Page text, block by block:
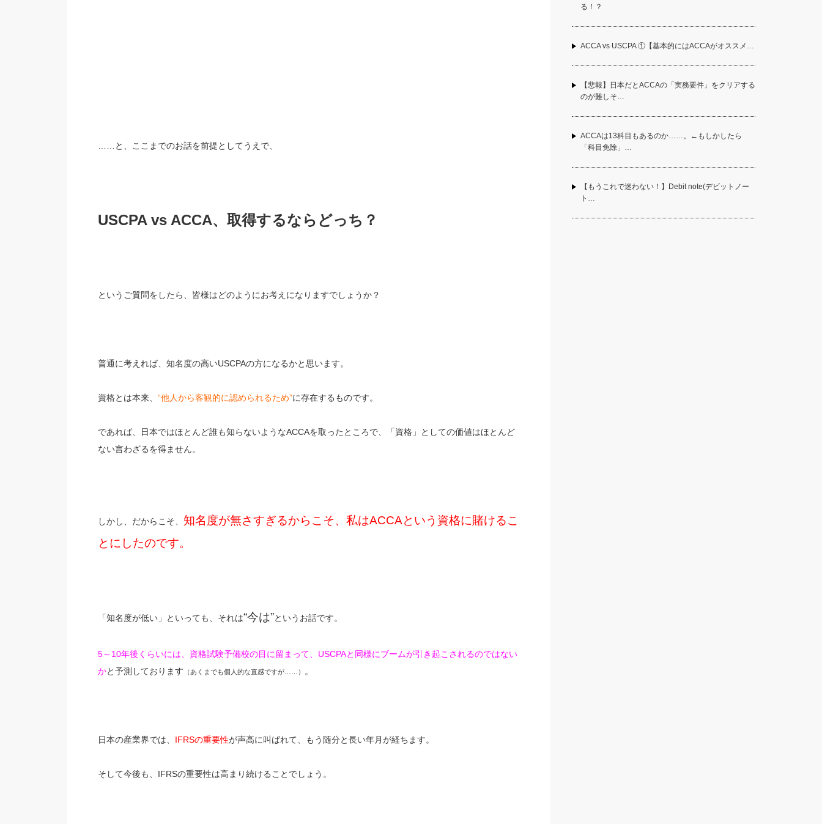
……と、ここまでのお話を前提としてうえで、
USCPA vs ACCA、 取得するならどっち？
というご質問をしたら、皆様はどのようにお考えになりますでしょうか？
普通に考えれば、知名度の高いUSCPAの方になるかと思います。
資格とは本来、 “他人から客観的に認められるため”に存在するものです。
であれば、日本ではほとんど誰も知らないようなACCAを取ったところで、「資格」としての価値はほとんど
ない言わざるを得ません。
しかし、だからこそ、 知名度が無さすぎるからこそ、私はACCAという資格に賭けるこ
とにしたのです。
「知名度が低い」といっても、それは“今は”というお話です。
5～ 10年後くらいには、資格試験予備校の目に留まって、 USCPAと同様にブームが引き起こされるのではない
かと予測しております （あくまでも個人的な直感ですが……） 。
日本の産業界では、 IFRSの重要性が声高に叫ばれて、もう随分と長い年月が経ちます。
そして今後も、 IFRSの重要性は高まり続けることでしょう。
る！？
ACCA vs USCPA ①【基本的にはACCAがオススメ…
【悲報】日本だとACCAの「実務要件」をクリアする
のが難しそ…
ACCAは13科目もあるのか……。←もしかしたら
「科目免除」…
【もうこれで迷わない！】Debit note(デビットノー
ト…